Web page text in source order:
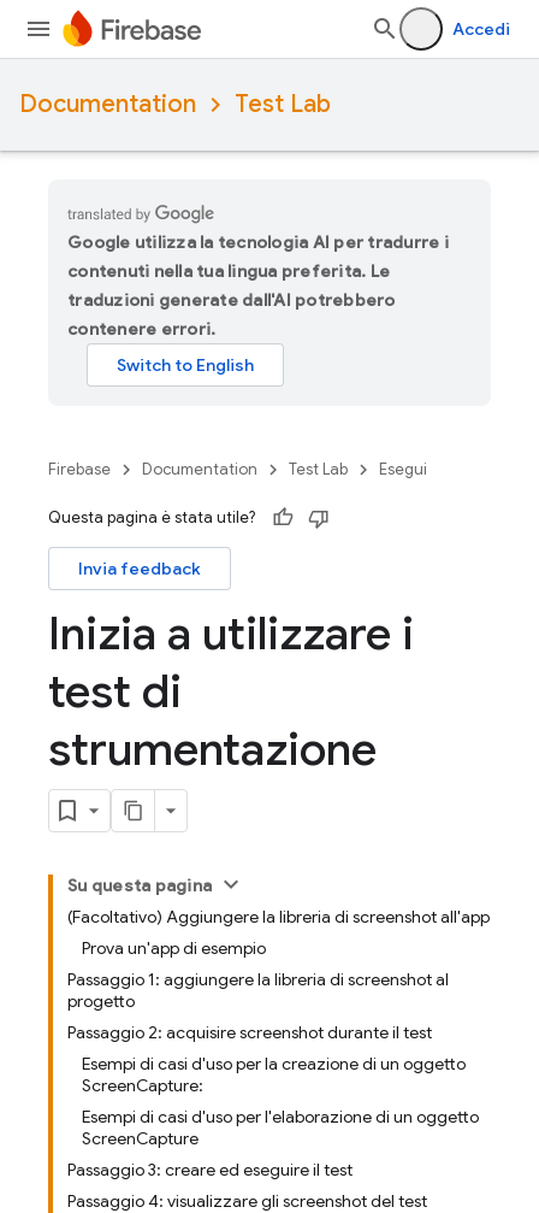
Accedi
Documentation Test Lab
Google utilizza la tecnologia AI per tradurre i
contenuti nella tua lingua preferita. Le
traduzioni generate dall'AI potrebbero
contenere errori.
Firebase Documentation Test Lab Esegui
Questa pagina è stata utile?
Invia feedback
Inizia a utilizzare i
test di
strumentazione
Su questa pagina
(Facoltativo) Aggiungere la libreria di screenshot all'app
Prova un'app di esempio
Passaggio 1: aggiungere la libreria di screenshot al
progetto
Passaggio 2: acquisire screenshot durante il test
Esempi di casi d'uso per la creazione di un oggetto
ScreenCapture:
Esempi di casi d'uso per l'elaborazione di un oggetto
ScreenCapture
Passaggio 3: creare ed eseguire il test
Passaggio 4: visualizzare gli screenshot del test